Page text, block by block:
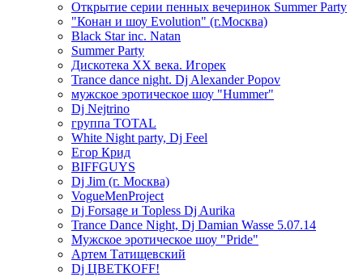
Открытие серии пенных вечеринок Summer Party
"Конан и шоу Evolution" (г.Москва)
Black Star inc. Natan
Summer Party
Дискотека ХХ века. Игорек
Trance dance night. Dj Alexander Popov
мужское эротическое шоу "Hummer"
Dj Nejtrino
группа TOTAL
White Night party, Dj Feel
Егор Крид
BIFFGUYS
Dj Jim (г. Москва)
VogueMenProject
Dj Forsage и Topless Dj Aurika
Trance Dance Night, Dj Damian Wasse 5.07.14
Мужское эротическое шоу "Pride"
Артем Татищевский
Dj ЦВЕТКOFF!